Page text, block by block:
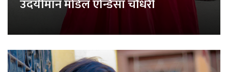
उदयीमान मोडेल एन्डिसा चौधरी